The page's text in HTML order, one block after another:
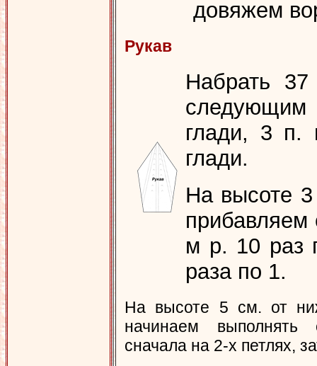
довяжем
Рукав
Набрать
глади, 3 п.
глади.
На высоте
м р. 10 раз
раза по 1.
На высоте 5 см. от
начинаем выполнять
сначала на 2-х петлях,